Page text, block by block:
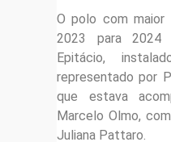
O polo com maior
2023 para
Epitácio,
representado por
que estava
Marcelo Olmo,
Juliana Pattaro.